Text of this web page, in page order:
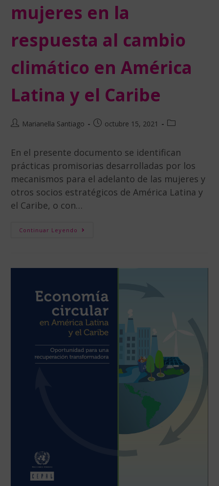
mujeres en la
respuesta al cambio
climático en América
Latina y el Caribe
Marianella Santiago octubre 15, 2021
En el presente documento se identifican
prácticas promisorias desarrolladas por los
mecanismos para el adelanto de las mujeres y
otros socios estratégicos de América Latina y
el Caribe, o con…
Continuar Leyendo